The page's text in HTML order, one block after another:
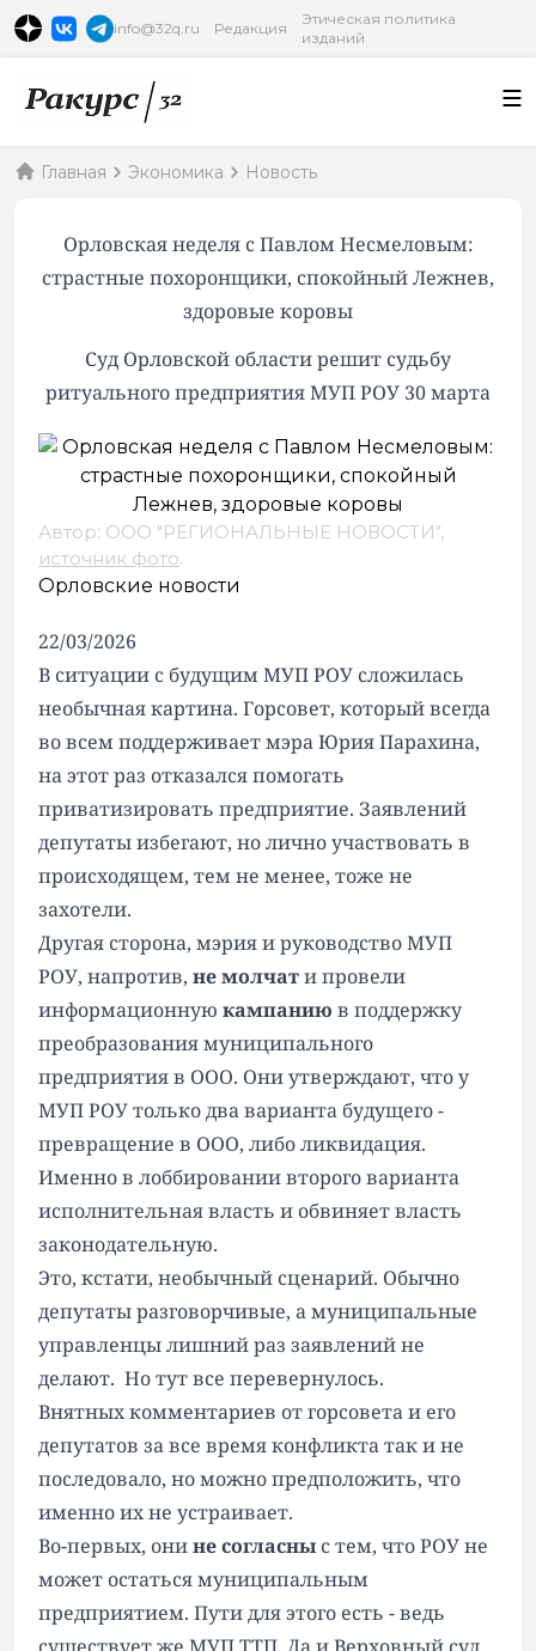
info@32q.ru Редакция
Этическая политика
изданий
Главная Экономика Новость
Орловская неделя с Павлом Несмеловым:
страстные похоронщики, спокойный Лежнев,
здоровые коровы
Суд Орловской области решит судьбу
ритуального предприятия МУП РОУ 30 марта
Автор: ООО "РЕГИОНАЛЬНЫЕ НОВОСТИ",
источник фото.
Орловские новости
22/03/2026
В ситуации с будущим МУП РОУ сложилась
необычная картина. Горсовет, который всегда
во всем поддерживает мэра Юрия Парахина,
на этот раз отказался помогать
приватизировать предприятие. Заявлений
депутаты избегают, но лично участвовать в
происходящем, тем не менее, тоже не
захотели.
Другая сторона, мэрия и руководство МУП
РОУ, напротив, не молчати провели
информационную кампанию в поддержку
преобразования муниципального
предприятия в ООО. Они утверждают, что у
МУП РОУ только два варианта будущего -
превращение в ООО, либо ликвидация.
Именно в лоббировании второго варианта
исполнительная власть и обвиняет власть
законодательную.
Это, кстати, необычный сценарий. Обычно
депутаты разговорчивые, а муниципальные
управленцы лишний раз заявлений не
делают. Но тут все перевернулось.
Внятных комментариев от горсовета и его
депутатов за все время конфликта так и не
последовало, но можно предположить, что
именно их не устраивает.
Во-первых, онине согласны с тем, что РОУ не
может остаться муниципальным
предприятием. Пути для этого есть - ведь